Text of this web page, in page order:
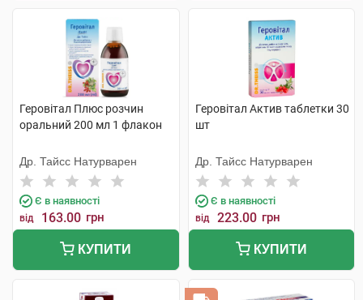
Геровітал Плюс розчин
оральний 200 мл 1 флакон
Др. Тайсс Натурварен
Є в наявності
від 163.00 грн
КУПИТИ
Геровітал Актив таблетки 30
шт
Др. Тайсс Натурварен
Є в наявності
від 223.00 грн
КУПИТИ